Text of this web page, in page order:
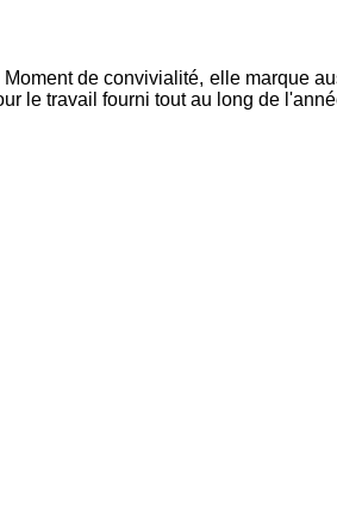
de convivialité, elle marque
le travail fourni tout au long de